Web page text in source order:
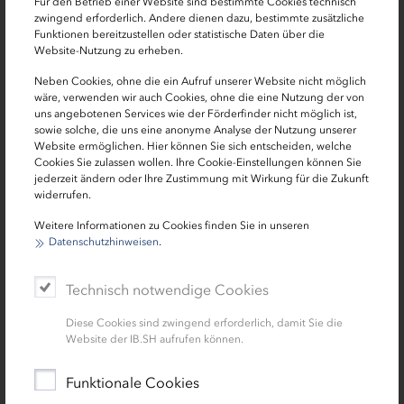
zwingend erforderlich. Andere dienen dazu, bestimmte zusätzliche
Funktionen bereitzustellen oder statistische Daten über die
Website-Nutzung zu erheben.
Neben Cookies, ohne die ein Aufruf unserer Website nicht möglich
wäre, verwenden wir auch Cookies, ohne die eine Nutzung der von
uns angebotenen Services wie der Förderfinder nicht möglich ist,
sowie solche, die uns eine anonyme Analyse der Nutzung unserer
Website ermöglichen. Hier können Sie sich entscheiden, welche
Cookies Sie zulassen wollen. Ihre Cookie-Einstellungen können Sie
jederzeit ändern oder Ihre Zustimmung mit Wirkung für die Zukunft
widerrufen.
Weitere Informationen zu Cookies finden Sie in unseren
Datenschutzhinweisen.
Technisch notwendige Cookies
Diese Cookies sind zwingend erforderlich, damit Sie die
Website der IB.SH aufrufen können.
Funktionale Cookies
Das Interesse am Interreg-Programm war von Anfang an
sehr groß und ist es immer noch. Nach knapp
Leben gerufen worden. Zusammen binden die Projekte
ca. 63 Prozent der insgesamt knapp 90 Millionen Euro,
die das EU-Programm zur Verfügung hat. „Die
Fördermittel des Programms sind heiß begehrt und das
freut uns natürlich sehr. Gerade deswegen ist es jetzt an
der Zeit das Programm und die Projekte zu evaluieren,
um analysieren zu können, wie die strategische
Ausrichtung des Programms funktioniert und ob sie für
Aufgabe des Ausschusses liegt darin, sicherzustellen,
wo sie am meisten Nutzen bringen. Auch zukünftig
ganzen Programmgebiets zu Gute kommen“, so Bøje
Winther, Regionsratsmitglied der Region Sjælland und